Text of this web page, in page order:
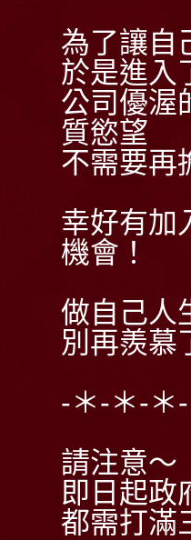
為了讓自
於是進入
公司優渥
質慾望
不需要再
幸好有加
機會！
做自己人
別再羨慕
-＊-＊-＊
請注意～
即日起政
都需打滿